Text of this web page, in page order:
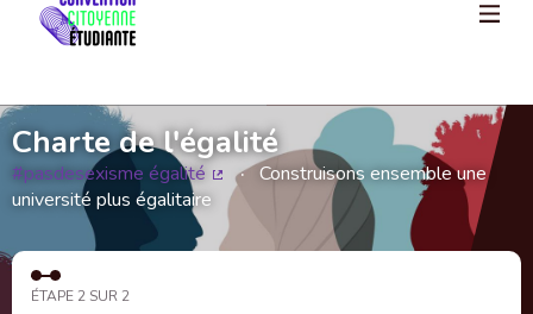
Charte de l'égalité
#pasdesexisme égalité
(Lien externe)
Construisons ensemble une
université plus égalitaire
ÉTAPE 2 SUR 2